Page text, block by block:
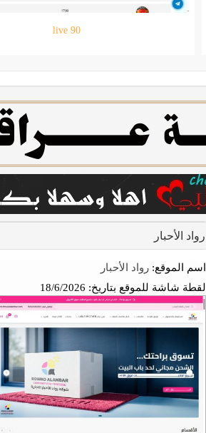
رواد الأحبار
اسم الموقع: رواد الأحبار
لقطة شاشة للموقع بتاريخ: